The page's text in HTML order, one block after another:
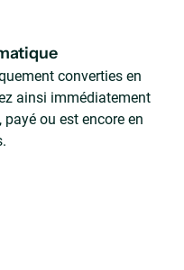
converties en
ainsi immédiatement
ou est encore en